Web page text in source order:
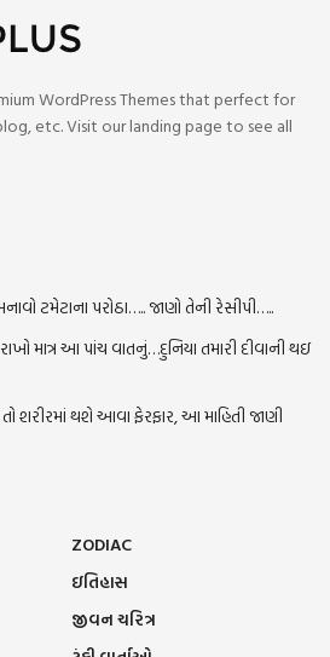
WordPress Themes that perfect for
etc. Visit our landing page to see all
ટમેટાના પરોઠા….. જાણો તેની રેસીપી…..
માત્ર આ પાંચ વાતનું…દુનિયા તમારી દીવાની થઇ
શરીરમાં થશે આવા ફેરફાર, આ માહિતી જાણી
ZODIAC
ઇતિહાસ
જીવન ચરિત્ર